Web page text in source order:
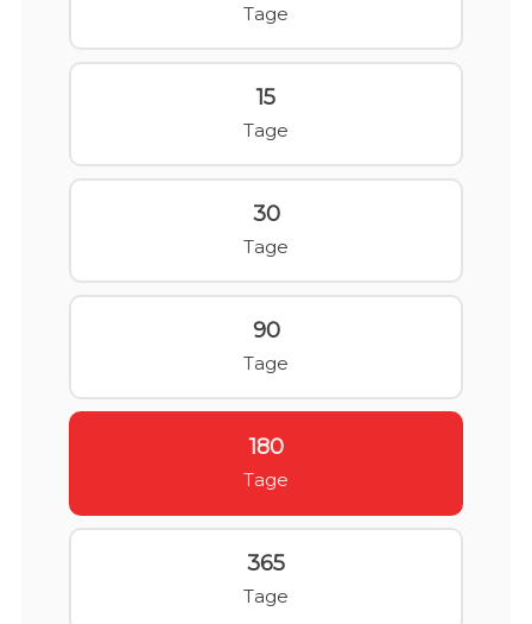
Tage
15
Tage
30
Tage
90
Tage
180
Tage
365
Tage